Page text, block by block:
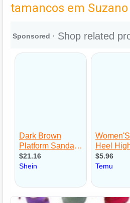
tamancos em Suzano